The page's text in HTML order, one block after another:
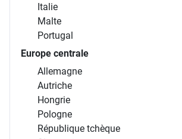
Italie
Malte
Portugal
Europe centrale
Allemagne
Autriche
Hongrie
Pologne
République tchèque